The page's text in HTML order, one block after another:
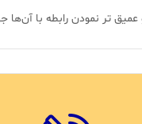
تر نمودن رابطه با آن‌ها